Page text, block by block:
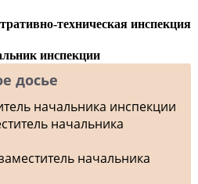
техническая инспекция
инспекции
досье
начальника инспекции
начальника
начальника